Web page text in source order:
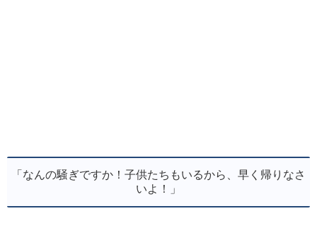
「なんの騒ぎですか！子供たちもいるから、早く帰りなさ
いよ！」